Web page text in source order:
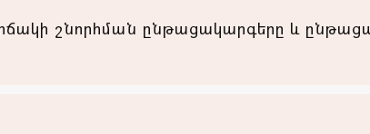
շնորհման ընթացակարգերը և